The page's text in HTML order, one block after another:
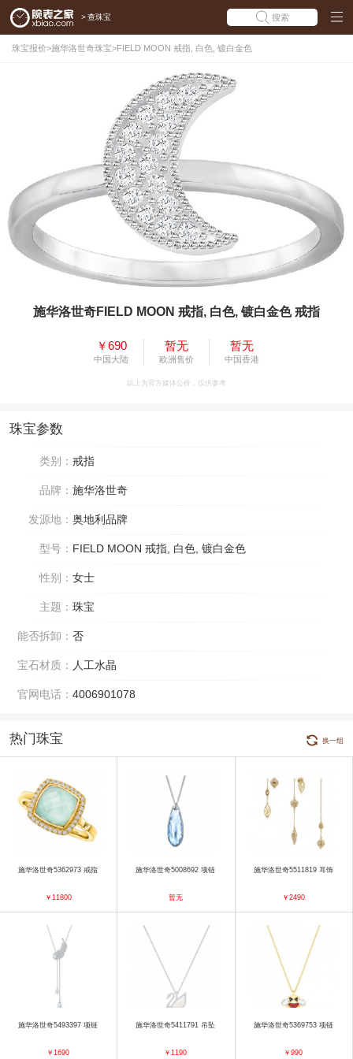
> 查珠宝 搜索
珠宝报价>施华洛世奇珠宝>FIELD MOON 戒指, 白色, 镀白金色
施华洛世奇FIELD MOON 戒指, 白色, 镀白金色 戒指
￥690
中国大陆
暂无
欧洲售价
暂无
中国香港
以上为官方媒体公价，仅供参考
珠宝参数
类别： 戒指
品牌： 施华洛世奇
发源地： 奥地利品牌
型号： FIELD MOON 戒指, 白色, 镀白金色
性别： 女士
主题： 珠宝
能否拆卸： 否
宝石材质： 人工水晶
官网电话： 4006901078
热门珠宝 换一组
施华洛世奇5362973 戒指
￥11800
施华洛世奇5008692 项链
暂无
施华洛世奇5511819 耳饰
￥2490
施华洛世奇5493397 项链
￥1690
施华洛世奇5411791 吊坠
￥1190
施华洛世奇5369753 项链
￥990